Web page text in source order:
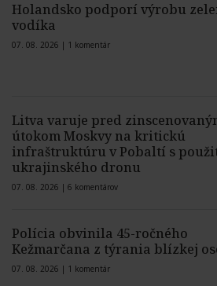
Holandsko podporí výrobu
vodíka
07. 08. 2026 | 1 komentár
Litva varuje pred
útokom Moskvy na kritickú
infraštruktúru v Pobaltí s
ukrajinského dronu
07. 08. 2026 | 6 komentárov
Polícia obvinila 45-ročného
Kežmarčana z týrania blízkej
07. 08. 2026 | 1 komentár